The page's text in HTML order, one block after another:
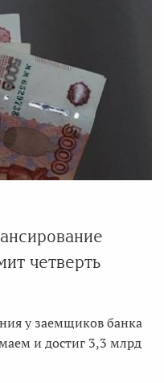
четверть
у заемщиков банка
и достиг 3,3 млрд